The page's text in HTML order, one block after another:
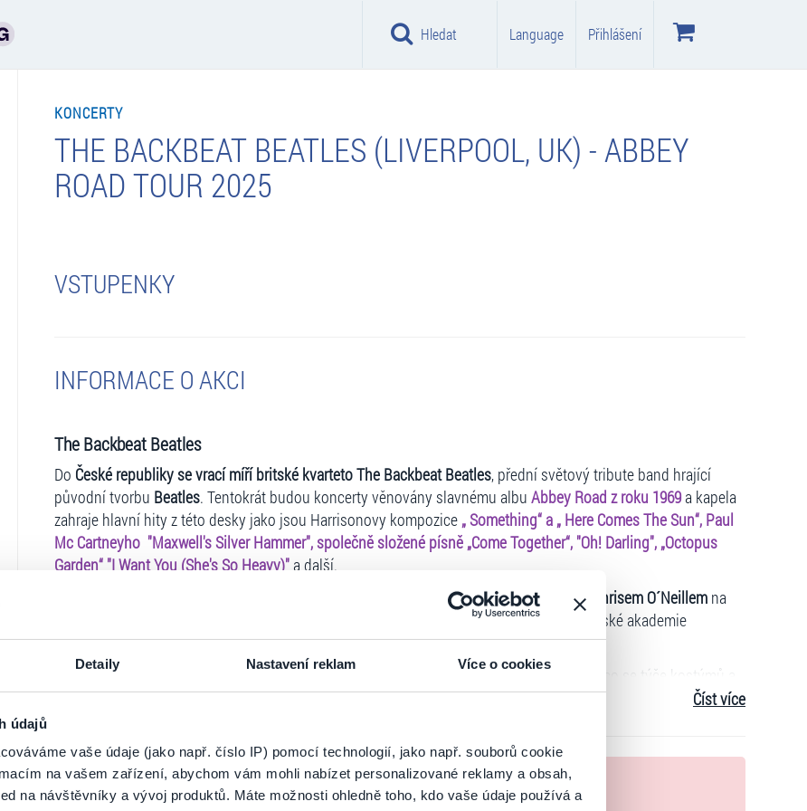
Detaily Nastavení reklam Více o cookies
údajů
vaše údaje (jako např. číslo IP) pomocí technologií, jako např. souborů cookie
na vašem zařízení, abychom vám mohli nabízet personalizované reklamy a obsah,
na návštěvníky a vývoj produktů. Máte možnosti ohledně toho, kdo vaše údaje používá a
Hledat Language Přihlášení
KONCERTY
THE BACKBEAT BEATLES (LIVERPOOL, UK) - ABBEY
ROAD TOUR 2025
VSTUPENKY
INFORMACE O AKCI
The Backbeat Beatles
Do České republikyse vrací míří britské kvarteto The Backbeat Beatles, přední světový tribute band hrající
původní tvorbu Beatles. Tentokrát budou koncerty věnovány slavnému albu Abbey Road z roku 1969 a kapela
zahraje hlavní hity z této desky jako jsou Harrisonovy kompozice „ Something“ a „ Here Comes The Sun“, Paul
Mc Cartneyho "Maxwell's Silver Hammer", společně složené písně „Come Together“, "Oh! Darling", „Octopus
Garden“ "I Want You (She's So Heavy)"a další.
v roce 1994 hudebníkem, hercem a zpěvákem Chrisem O´Neillemna
, v němž ztvárnila slavné Brouky. Film získal cenu Britské akademie
(protějšek amerického Oscara) za nejlepší hudbu.
Jejich prezentace písní
je téměř identická s originálem, a to nejen hudebně, ale i co se týče kostýmů a
celkové pódiové choreografie. Skupina vystupuje v různých arénách a divadlech nejen v domovské Británii
naplnili velké koncertní arény v Pekingu, New Yorku, Paříži, Moskvě, Dubaji či Hamburgu. Zahráli si po boku
známých umělců, jako např. Spandau Ballet, Shirley Bassey či s Liverpoolským filharmonickým orchestrem, a
vystupovali také na prestižních místech, jako The Sporting Club Of Monaco, Gleneagles, St Andrews, The Belfry,
Číst více
Ticketportal je zárukou pravosti vstupenek